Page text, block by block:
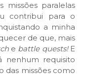
missões paralelas
contribui para o
a minha
de que, mais
e battle quests!E
nenhum requisito
das missões como